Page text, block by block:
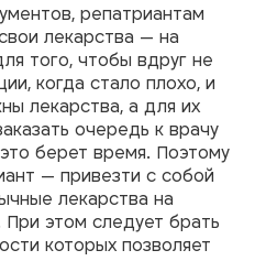
репатриантам
лекарства — на
того, чтобы вдруг не
когда стало плохо, и
лекарства, а для их
очередь к врачу
берет время. Поэтому
— привезти с собой
лекарства на
этом следует брать
которых позволяет